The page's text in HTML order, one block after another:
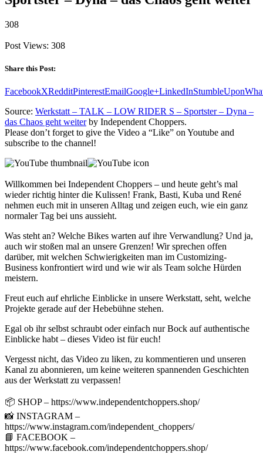
308
Post Views: 308
Share this Post:
FacebookXRedditPinterestEmailGoogle+LinkedInStumbleUpon
Source: Werkstatt – TALK – LOW RIDER S – Sportster – Dyna –
das Chaos geht weiterby Independent Choppers.
Please don’t forget to give the Video a “Like” on Youtube and
subscribe to the channel!
Willkommen bei Independent Choppers – und heute geht’s mal
wieder richtig hinter die Kulissen! Frank, Basti, Kuba und René
nehmen euch mit in unseren Alltag und zeigen euch, wie ein ganz
normaler Tag bei uns aussieht.
Was steht an? Welche Bikes warten auf ihre Verwandlung? Und ja,
auch wir stoßen mal an unsere Grenzen! Wir sprechen offen
darüber, mit welchen Schwierigkeiten man im Customizing-
Business konfrontiert wird und wie wir als Team solche Hürden
meistern.
Freut euch auf ehrliche Einblicke in unsere Werkstatt, seht, welche
Projekte gerade auf der Hebebühne stehen.
Egal ob ihr selbst schraubt oder einfach nur Bock auf authentische
Einblicke habt – dieses Video ist für euch!
Vergesst nicht, das Video zu liken, zu kommentieren und unseren
Kanal zu abonnieren, um keine weiteren spannenden Geschichten
aus der Werkstatt zu verpassen!
📦 SHOP – https://www.independentchoppers.shop/
📸 INSTAGRAM –
https://www.instagram.com/independent_choppers/
📘 FACEBOOK –
https://www.facebook.com/independentchoppers.shop/